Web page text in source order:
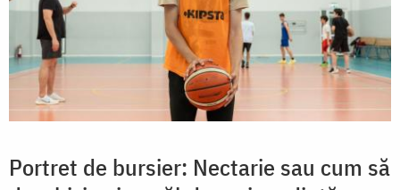
Portret de bursier: Nectarie sau cum să